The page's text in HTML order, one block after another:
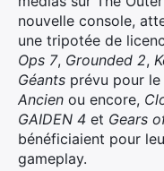
nouvelle console,
une tripotée de
Ops 7, Grounded 2,
Géants prévu pour
Ancien ou encore,
GAIDEN 4 et Gears
bénéficiaient pour
gameplay.